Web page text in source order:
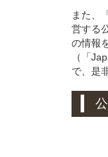
また、
営する
の情報
（「
で、是